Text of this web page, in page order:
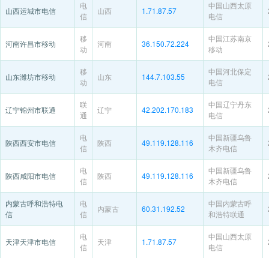
山西运城市电信
电
信
山西 1.71.87.57
中国山西太原
电信
河南许昌市移动
移
动
河南 36.150.72.224
中国江苏南京
移动
山东潍坊市移动
移
动
山东 144.7.103.55
中国河北保定
电信
辽宁锦州市联通
联
通
辽宁 42.202.170.183
中国辽宁丹东
电信
陕西西安市电信
电
信
陕西 49.119.128.116
中国新疆乌鲁
木齐电信
陕西咸阳市电信
电
信
陕西 49.119.128.116
中国新疆乌鲁
木齐电信
内蒙古呼和浩特电
信
电
信
内蒙古 60.31.192.52
中国内蒙古呼
和浩特联通
天津天津市电信
电
信
天津 1.71.87.57
中国山西太原
电信